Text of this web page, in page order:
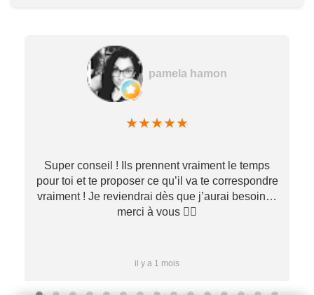
pamela hamon
★★★★★
Super conseil ! Ils prennent vraiment le temps
pour toi et te proposer ce qu’il va te correspondre
vraiment ! Je reviendrai dès que j’aurai besoin…
merci à vous ✌🏼
il y a 1 mois